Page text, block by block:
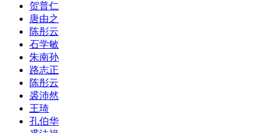
贺普仁
唐由之
陈彤云
石学敏
朱南孙
路志正
陈彤云
裘沛然
王琦
孔伯华